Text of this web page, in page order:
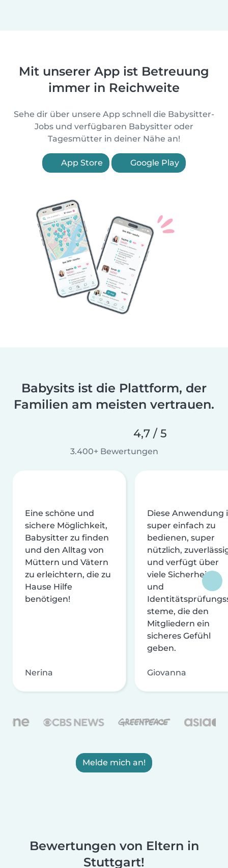
Mit unserer App ist Betreuung
immer in Reichweite
Sehe dir über unsere App schnell die Babysitter-
Jobs und verfügbaren Babysitter oder
Tagesmütter in deiner Nähe an!
App Store Google Play
Babysits ist die Plattform, der
Familien am meisten vertrauen.
4,7 / 5
3.400+ Bewertungen
Eine schöne und
sichere Möglichkeit,
Babysitter zu finden
und den Alltag von
Müttern und Vätern
zu erleichtern, die zu
Hause Hilfe
benötigen!
Nerina
Diese Anwendung
super einfach zu
bedienen, super
nützlich,
und verfügt über
viele Sicherheits-
und
steme, die den
Mitgliedern ein
sicheres Gefühl
geben.
Giovanna
Melde mich an!
Bewertungen von Eltern in
Stuttgart!